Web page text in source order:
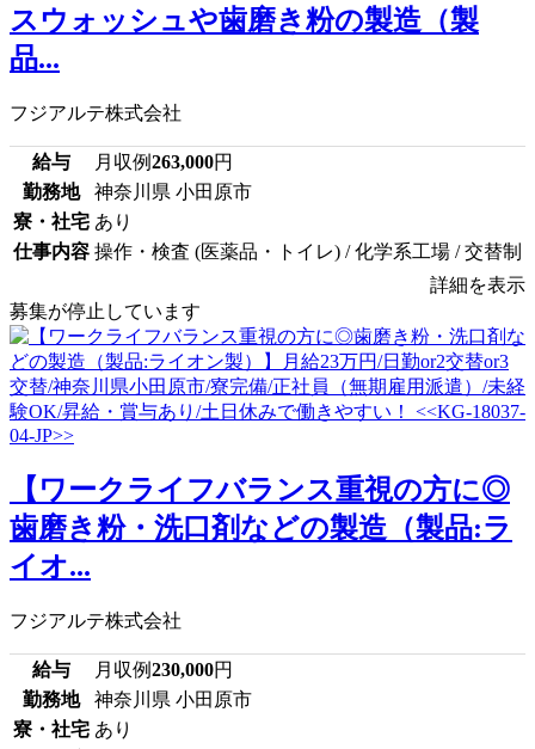
スウォッシュや歯磨き粉の製造（製
品...
フジアルテ株式会社
給与 月収例263,000円
勤務地
神奈川県 小田原市
寮・社宅 あり
仕事内容 操作・検査 (医薬品・トイレ) / 化学系工場 / 交替制
詳細を表示
募集が停止しています
【ワークライフバランス重視の方に◎
歯磨き粉・洗口剤などの製造（製品:ラ
イオ...
フジアルテ株式会社
給与 月収例230,000円
勤務地
神奈川県 小田原市
寮・社宅 あり